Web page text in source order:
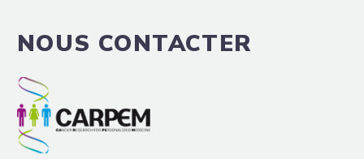
NOUS CONTACTER